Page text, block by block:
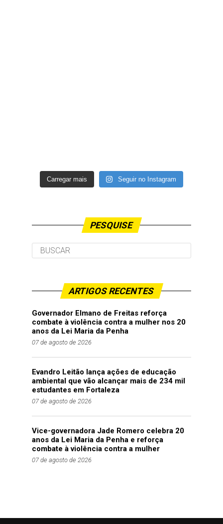
Carregar mais Seguir no Instagram
PESQUISE
ARTIGOS RECENTES
Governador Elmano de Freitas reforça
combate à violência contra a mulher nos 20
anos da Lei Maria da Penha
07 de agosto de 2026
Evandro Leitão lança ações de educação
ambiental que vão alcançar mais de 234 mil
estudantes em Fortaleza
07 de agosto de 2026
Vice-governadora Jade Romero celebra 20
anos da Lei Maria da Penha e reforça
combate à violência contra a mulher
07 de agosto de 2026